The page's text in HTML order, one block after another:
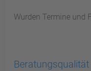
Wurden Termine und
Beratungsqualität